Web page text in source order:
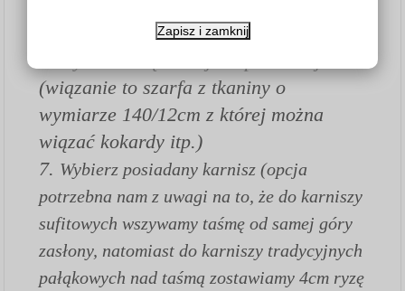
Zapisz i zamknij
5. Wybierz kolor
(wiązanie to szarfa z tkaniny o
wymiarze 140/12cm z której można
wiązać kokardy itp.)
7. Wybierz posiadany karnisz (opcja
potrzebna nam z uwagi na to, że do karniszy
sufitowych wszywamy taśmę od samej góry
zasłony, natomiast do karniszy tradycyjnych
pałąkowych nad taśmą zostawiamy 4cm ryzę